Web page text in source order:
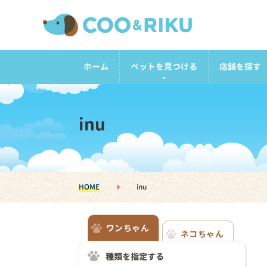
ホーム ペットを見つける 店舗を探す
inu
HOME inu
ワンちゃん
ネコちゃん
種類を指定する